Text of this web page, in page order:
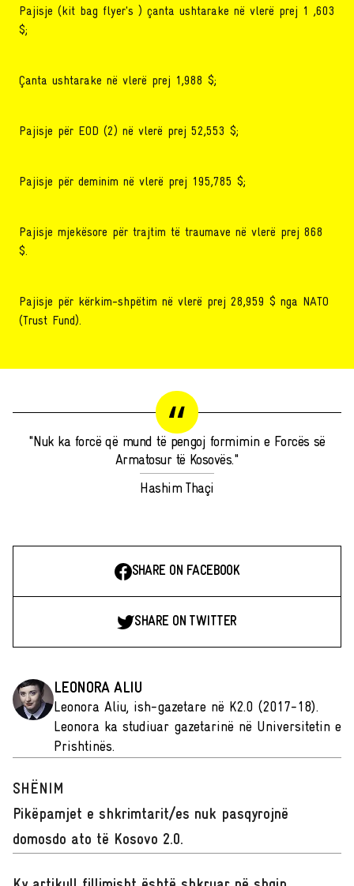
Pajisje (kit bag flyer's ) çanta ushtarake në vlerë prej 1 ,603
$;
Çanta ushtarake në vlerë prej 1,988 $;
Pajisje për EOD (2) në vlerë prej 52,553 $;
Pajisje për deminim në vlerë prej 195,785 $;
Pajisje mjekësore për trajtim të traumave në vlerë prej 868
$.
Pajisje për kërkim-shpëtim në vlerë prej 28,959 $ nga NATO
(Trust Fund).
"Nuk ka forcë që mund të pengoj formimin e Forcës së
Armatosur të Kosovës."
Hashim Thaçi
SHARE ON FACEBOOK
SHARE ON TWITTER
LEONORA ALIU
Leonora Aliu, ish-gazetare në K2.0 (2017-18).
Leonora ka studiuar gazetarinë në Universitetin e
Prishtinës.
SHËNIM
Pikëpamjet e shkrimtarit/es nuk pasqyrojnë
domosdo ato të Kosovo 2.0.